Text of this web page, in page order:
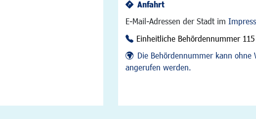
Anfahrt
E-Mail-Adressen der Stadt im
Einheitliche Behördennummer 115
Die Behördennummer kann ohne
angerufen werden.